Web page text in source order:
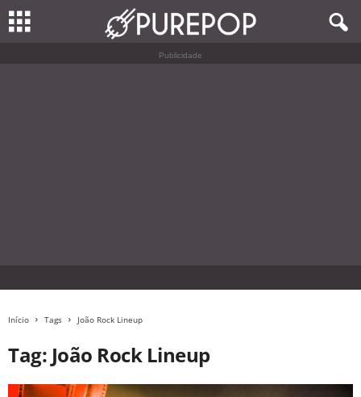
Publicidade
Início Tags João Rock Lineup
Tag: João Rock Lineup